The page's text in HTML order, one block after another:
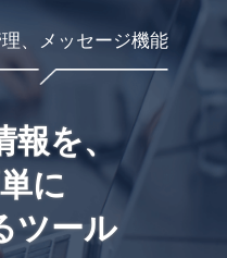
、メッセージ機能
報を、
に
ツール